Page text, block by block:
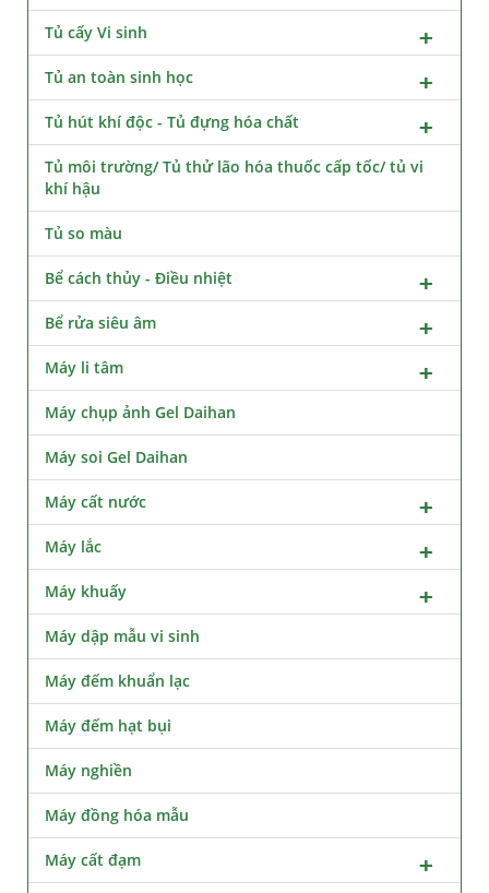
Tủ cấy Vi sinh
Tủ an toàn sinh học
Tủ hút khí độc - Tủ đựng hóa chất
Tủ môi trường/ Tủ thử lão hóa thuốc cấp tốc/ tủ vi
khí hậu
Tủ so màu
Bể cách thủy - Điều nhiệt
Bể rửa siêu âm
Máy li tâm
Máy chụp ảnh Gel Daihan
Máy soi Gel Daihan
Máy cất nước
Máy lắc
Máy khuấy
Máy dập mẫu vi sinh
Máy đếm khuẩn lạc
Máy đếm hạt bụi
Máy nghiền
Máy đồng hóa mẫu
Máy cất đạm